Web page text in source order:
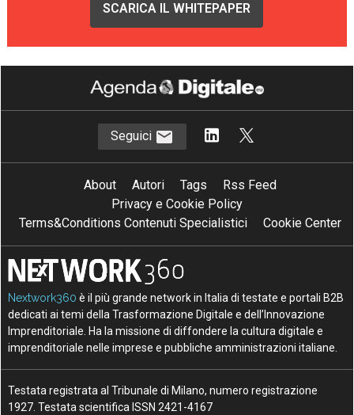
SCARICA IL WHITEPAPER
Seguici
About Autori Tags
Rss Feed
Privacy e Cookie Policy
Terms&Conditions Contenuti Specialistici
Cookie Center
Nextwork360 è il più grande network in Italia di testate e portali B2B
dedicati ai temi della Trasformazione Digitale e dell’Innovazione
Imprenditoriale. Ha la missione di diffondere la cultura digitale e
imprenditoriale nelle imprese e pubbliche amministrazioni italiane.
Testata registrata al Tribunale di Milano, numero registrazione
1927. Testata scientifica ISSN 2421-4167